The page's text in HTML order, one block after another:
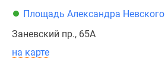
Площадь Александра Невского
Заневский пр., 65А
на карте